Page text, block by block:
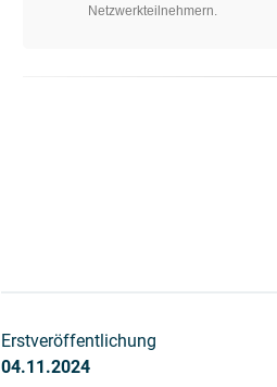
Netzwerkteilnehmern.
Erstveröffentlichung
04.11.2024